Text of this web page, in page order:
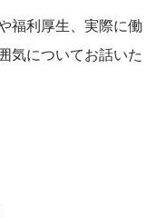
福利厚生、実際に働
気についてお話いた